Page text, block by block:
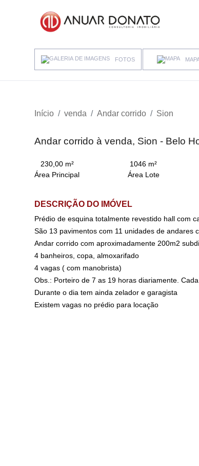
FOTOS
Início venda Andar corrido Sion
Andar corrido à venda, Sion - Belo
230,00 m²
Área Principal
1046 m²
Área Lote
DESCRIÇÃO DO IMÓVEL
Prédio de esquina totalmente revestido hall com
São 13 pavimentos com 11 unidades de andares
Andar corrido com aproximadamente 200m2
4 banheiros, copa, almoxarifado
4 vagas ( com manobrista)
Obs.: Porteiro de 7 as 19 horas diariamente.
Durante o dia tem ainda zelador e garagista
Existem vagas no prédio para locação